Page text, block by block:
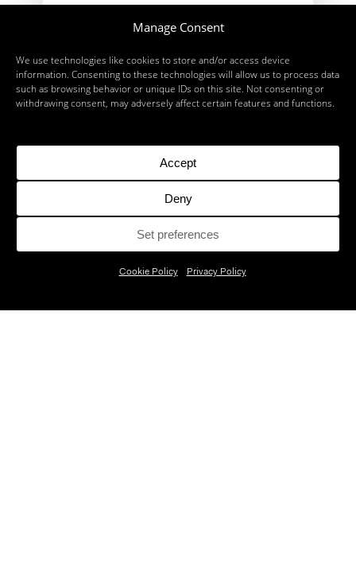
Manage Consent
We use technologies like cookies to store and/or access device
information. Consenting to these technologies will allow us to process data
such as browsing behavior or unique IDs on this site. Not consenting or
withdrawing consent, may adversely affect certain features and functions.
Accept
Deny
Set preferences
Cookie Policy Privacy Policy